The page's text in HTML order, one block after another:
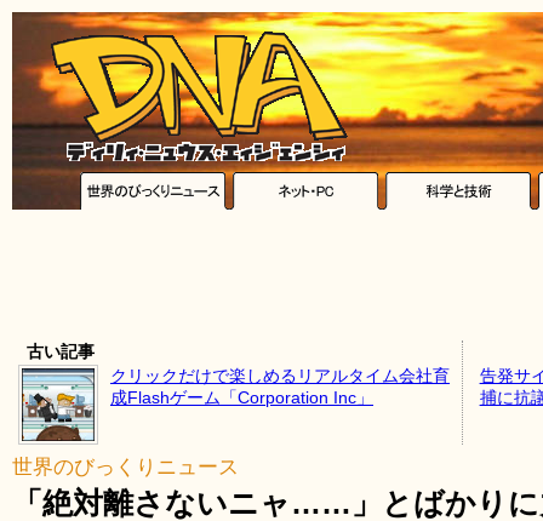
古い記事
クリックだけで楽しめるリアルタイム会社育
成Flashゲーム「Corporation Inc」
告発サ
捕に抗
世界のびっくりニュース
「絶対離さないニャ……」とばかり